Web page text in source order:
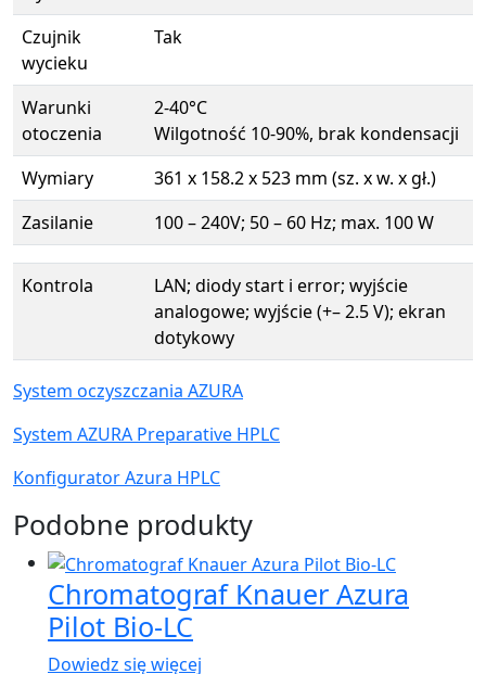
Czujnik
wycieku
Tak
Warunki
otoczenia
2-40°C
Wilgotność 10-90%, brak kondensacji
Wymiary
361 x 158.2 x 523 mm (sz. x w. x gł.)
Zasilanie
100 – 240V; 50 – 60 Hz; max. 100 W
Kontrola
LAN; diody start i error; wyjście
analogowe; wyjście (+– 2.5 V); ekran
dotykowy
System oczyszczania AZURA
System AZURA Preparative HPLC
Konfigurator Azura HPLC
Podobne produkty
Chromatograf Knauer Azura
Pilot Bio-LC
Dowiedz się więcej